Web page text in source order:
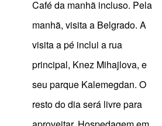
Café da manhã incluso. Pela
manhã, visita a Belgrado. A
visita a pé inclui a rua
principal, Knez Mihajlova, e
seu parque Kalemegdan. O
resto do dia será livre para